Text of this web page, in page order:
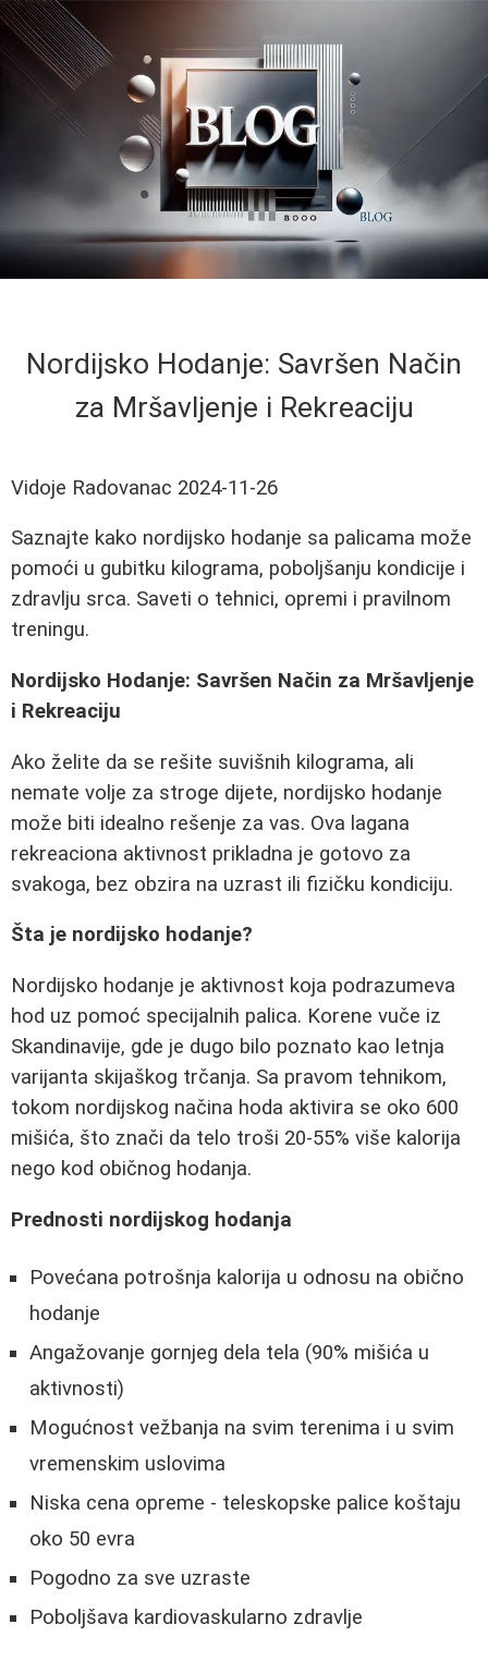
Nordijsko Hodanje: Savršen Način
za Mršavljenje i Rekreaciju
Vidoje Radovanac 2024-11-26
Saznajte kako nordijsko hodanje sa palicama može
pomoći u gubitku kilograma, poboljšanju kondicije i
zdravlju srca. Saveti o tehnici, opremi i pravilnom
treningu.
Nordijsko Hodanje: Savršen Način za Mršavljenje
i Rekreaciju
Ako želite da se rešite suvišnih kilograma, ali
nemate volje za stroge dijete, nordijsko hodanje
može biti idealno rešenje za vas. Ova lagana
rekreaciona aktivnost prikladna je gotovo za
svakoga, bez obzira na uzrast ili fizičku kondiciju.
Šta je nordijsko hodanje?
Nordijsko hodanje je aktivnost koja podrazumeva
hod uz pomoć specijalnih palica. Korene vuče iz
Skandinavije, gde je dugo bilo poznato kao letnja
varijanta skijaškog trčanja. Sa pravom tehnikom,
tokom nordijskog načina hoda aktivira se oko 600
mišića, što znači da telo troši 20-55% više kalorija
nego kod običnog hodanja.
Prednosti nordijskog hodanja
Povećana potrošnja kalorija u odnosu na obično
hodanje
Angažovanje gornjeg dela tela (90% mišića u
aktivnosti)
Mogućnost vežbanja na svim terenima i u svim
vremenskim uslovima
Niska cena opreme - teleskopske palice koštaju
oko 50 evra
Pogodno za sve uzraste
Poboljšava kardiovaskularno zdravlje